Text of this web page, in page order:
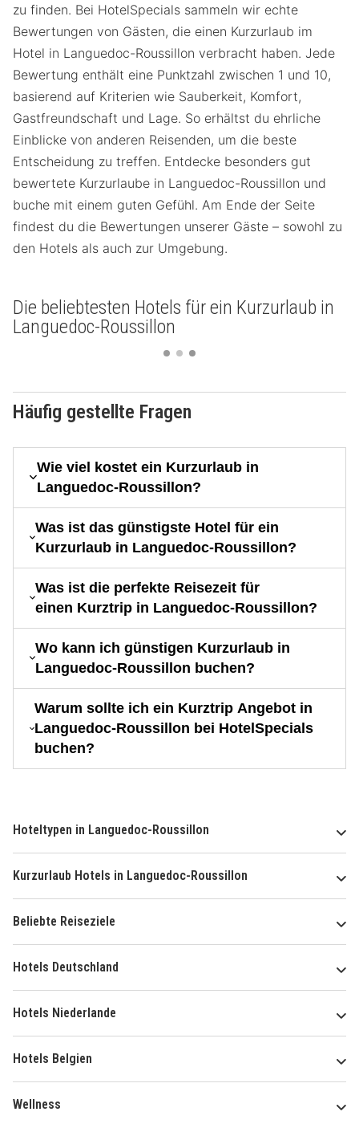
zu finden. Bei HotelSpecials sammeln wir echte
Bewertungen von Gästen, die einen Kurzurlaub im
Hotel in Languedoc-Roussillon verbracht haben. Jede
Bewertung enthält eine Punktzahl zwischen 1 und 10,
basierend auf Kriterien wie Sauberkeit, Komfort,
Gastfreundschaft und Lage. So erhältst du ehrliche
Einblicke von anderen Reisenden, um die beste
Entscheidung zu treffen. Entdecke besonders gut
bewertete Kurzurlaube in Languedoc-Roussillon und
buche mit einem guten Gefühl. Am Ende der Seite
findest du die Bewertungen unserer Gäste – sowohl zu
den Hotels als auch zur Umgebung.
Die beliebtesten Hotels für ein Kurzurlaub in
Languedoc-Roussillon
Häufig gestellte Fragen
Wie viel kostet ein Kurzurlaub in
Languedoc-Roussillon?
Was ist das günstigste Hotel für ein
Kurzurlaub in Languedoc-Roussillon?
Was ist die perfekte Reisezeit für
einen Kurztrip in Languedoc-Roussillon?
Wo kann ich günstigen Kurzurlaub in
Languedoc-Roussillon buchen?
Warum sollte ich ein Kurztrip Angebot in
Languedoc-Roussillon bei HotelSpecials
buchen?
Hoteltypen in Languedoc-Roussillon
Kurzurlaub Hotels in Languedoc-Roussillon
Beliebte Reiseziele
Hotels Deutschland
Hotels Niederlande
Hotels Belgien
Wellness